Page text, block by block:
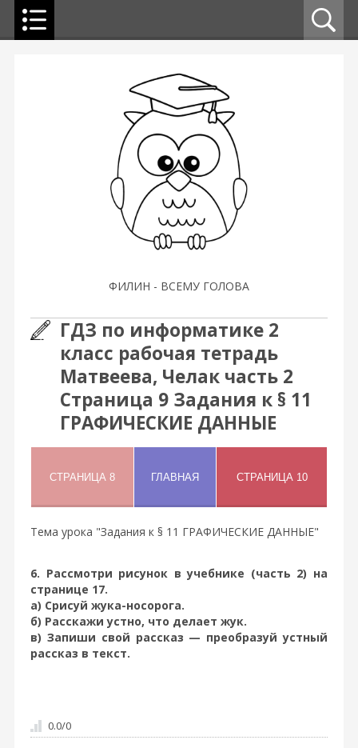
ФИЛИН - ВСЕМУ ГОЛОВА
ГДЗ по информатике 2
класс рабочая тетрадь
Матвеева, Челак часть 2
Страница 9 Задания к § 11
ГРАФИЧЕСКИЕ ДАННЫЕ
Тема урока "Задания к § 11 ГРАФИЧЕСКИЕ ДАННЫЕ"
6. Рассмотри рисунок в учебнике (часть 2) на
странице 17.
а) Срисуй жука-носорога.
б) Расскажи устно, что делает жук.
в) Запиши свой рассказ — преобразуй устный
рассказ в текст.
0.0/0